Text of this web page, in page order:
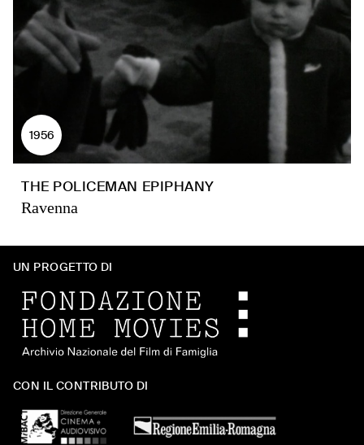
1956
THE POLICEMAN EPIPHANY
Ravenna
UN PROGETTO DI
CON IL CONTRIBUTO DI